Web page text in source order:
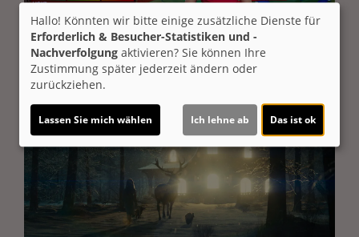
Hallo! Könnten wir bitte einige zusätzliche Dienste für
Erforderlich & Besucher-Statistiken und -
Nachverfolgung aktivieren? Sie können Ihre
Zustimmung später jederzeit ändern oder
zurückziehen.
Lassen Sie mich wählen Ich lehne ab Das ist ok